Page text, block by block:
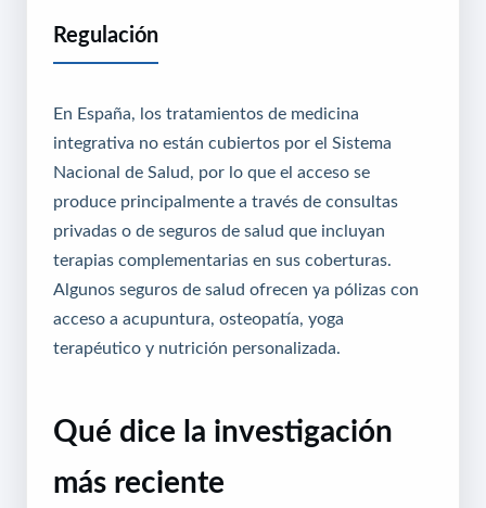
Regulación
En España, los tratamientos de medicina
integrativa no están cubiertos por el Sistema
Nacional de Salud, por lo que el acceso se
produce principalmente a través de consultas
privadas o de seguros de salud que incluyan
terapias complementarias en sus coberturas.
Algunos seguros de salud ofrecen ya pólizas con
acceso a acupuntura, osteopatía, yoga
terapéutico y nutrición personalizada.
Qué dice la investigación
más reciente